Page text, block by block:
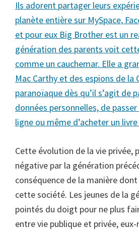
Ils adorent partager leurs
planète entière sur MySpace,
et pour eux Big Brother est un
génération des parents voit
comme un cauchemar. Elle a
Mac Carthy et des espions de
paranoïaque dès qu’il s’agit de
données personnelles, de
ligne ou même d’acheter un
Cette évolution de la vie privée,
négative par la génération
conséquence de la manière
cette société. Les jeunes de la
pointés du doigt pour ne plus
entre vie publique et privée,